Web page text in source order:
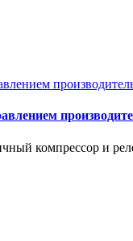
компрессор и